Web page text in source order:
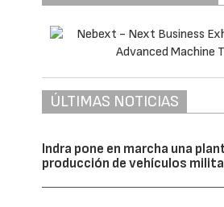
ÚLTIMAS NOTICIAS
Indra pone en marcha una
producción de vehículos